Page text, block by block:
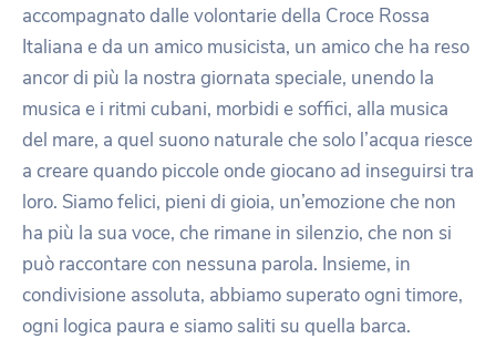
accompagnato dalle volontarie della Croce Rossa
Italiana e da un amico musicista, un amico che ha reso
ancor di più la nostra giornata speciale, unendo la
musica e i ritmi cubani, morbidi e soffici, alla musica
del mare, a quel suono naturale che solo l’acqua riesce
a creare quando piccole onde giocano ad inseguirsi tra
loro. Siamo felici, pieni di gioia, un’emozione che non
ha più la sua voce, che rimane in silenzio, che non si
può raccontare con nessuna parola. Insieme, in
condivisione assoluta, abbiamo superato ogni timore,
ogni logica paura e siamo saliti su quella barca.